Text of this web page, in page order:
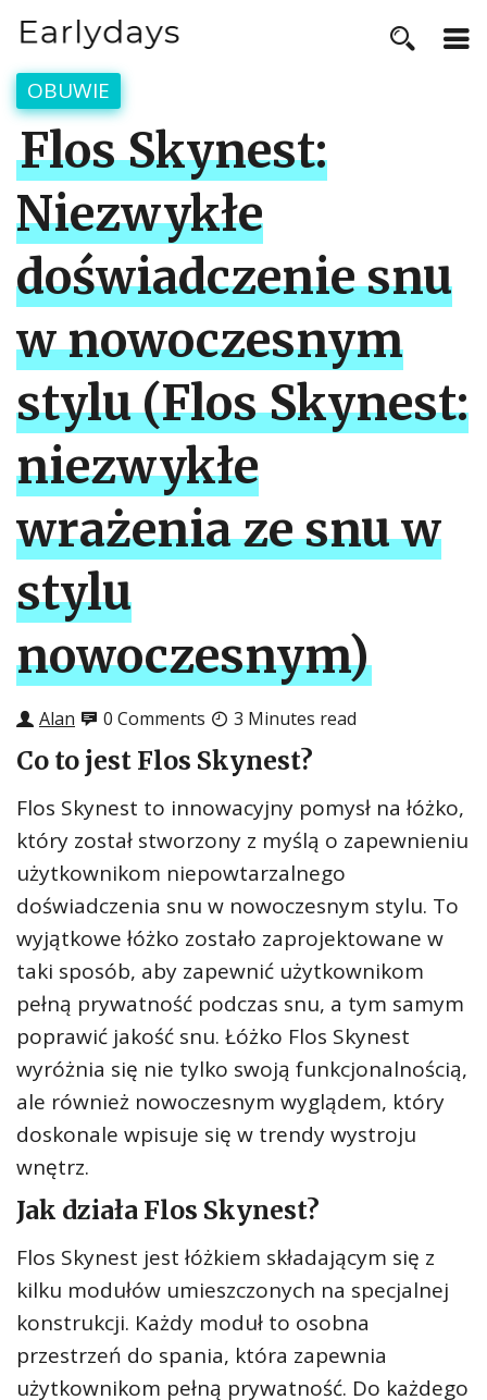
OBUWIE
Flos Skynest:
Niezwykłe
doświadczenie snu
w nowoczesnym
stylu (Flos Skynest:
niezwykłe
wrażenia ze snu w
stylu
nowoczesnym)
Alan 0 Comments 3 Minutes read
Co to jest Flos Skynest?
Flos Skynest to innowacyjny pomysł na łóżko,
który został stworzony z myślą o zapewnieniu
użytkownikom niepowtarzalnego
doświadczenia snu w nowoczesnym stylu. To
wyjątkowe łóżko zostało zaprojektowane w
taki sposób, aby zapewnić użytkownikom
pełną prywatność podczas snu, a tym samym
poprawić jakość snu. Łóżko Flos Skynest
wyróżnia się nie tylko swoją funkcjonalnością,
ale również nowoczesnym wyglądem, który
doskonale wpisuje się w trendy wystroju
wnętrz.
Jak działa Flos Skynest?
Flos Skynest jest łóżkiem składającym się z
kilku modułów umieszczonych na specjalnej
konstrukcji. Każdy moduł to osobna
przestrzeń do spania, która zapewnia
użytkownikom pełną prywatność. Do każdego